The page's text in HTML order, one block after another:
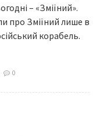
– «Зміїний».
про Зміїний лише в
корабель.
0